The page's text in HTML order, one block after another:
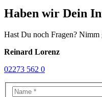
Haben wir Dein
Hast Du noch Fragen?
Reinard Lorenz
02273 562 0